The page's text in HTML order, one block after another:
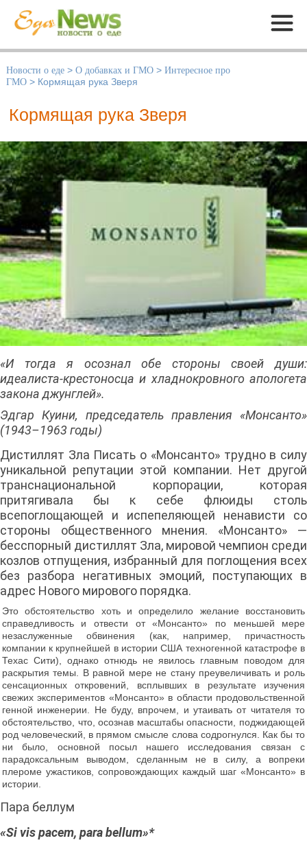
Меню
Новости о еде > О добавках и ГМО > Интересное про
ГМО > Кормящая рука Зверя
Кормящая рука Зверя
«И тогда я осознал обе стороны своей души:
идеалиста-крестоносца и хладнокровного апологета
закона джунглей».
Эдгар Куини, председатель правления «Монсанто»
(1943–1963 годы)
Дистиллят Зла Писать о «Монсанто» трудно в силу
уникальной репутации этой компании. Нет другой
транснациональной корпорации, которая
притягивала бы к себе флюиды столь
всепоглощающей и испепеляющей ненависти со
стороны общественного мнения. «Монсанто» —
бесспорный дистиллят Зла, мировой чемпион среди
козлов отпущения, избранный для поглощения всех
без разбора негативных эмоций, поступающих в
адрес Нового мирового порядка.
Это обстоятельство хоть и определило желание восстановить
справедливость и отвести от «Монсанто» по меньшей мере
незаслуженные обвинения (как, например, причастность
компании к крупнейшей в истории США техногенной катастрофе в
Техас Сити), однако отнюдь не явилось главным поводом для
раскрытия темы. В равной мере не стану преувеличивать и роль
сенсационных откровений, всплывших в результате изучения
свежих экспериментов «Монсанто» в области продовольственной
генной инженерии. Не буду, впрочем, и утаивать от читателя то
обстоятельство, что, осознав масштабы опасности, поджидающей
род человеческий, в прямом смысле слова содрогнулся. Как бы то
ни было, основной посыл нашего исследования связан с
парадоксальным выводом, сделанным не в силу, а вопреки
плероме ужастиков, сопровождающих каждый шаг «Монсанто» в
истории.
Пара беллум
«Si vis pacem, para bellum»*